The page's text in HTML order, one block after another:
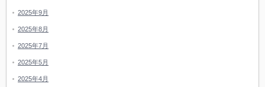
2025年9月
2025年8月
2025年7月
2025年5月
2025年4月